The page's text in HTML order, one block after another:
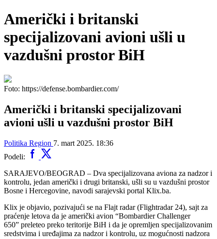
Američki i britanski
specijalizovani avioni ušli u
vazdušni prostor BiH
Foto: https://defense.bombardier.com/
Američki i britanski specijalizovani
avioni ušli u vazdušni prostor BiH
Politika Region 7. mart 2025. 18:36
Podeli:
SARAJEVO/BEOGRAD – Dva specijalizovana aviona za nadzor i
kontrolu, jedan američki i drugi britanski, ušli su u vazdušni prostor
Bosne i Hercegovine, navodi sarajevski portal Klix.ba.
Klix je objavio, pozivajući se na Flajt radar (Flightradar 24), sajt za
praćenje letova da je američki avion “Bombardier Challenger
650” preleteo preko teritorije BiH i da je opremljen specijalizovanim
sredstvima i uređajima za nadzor i kontrolu, uz mogućnosti nadzora